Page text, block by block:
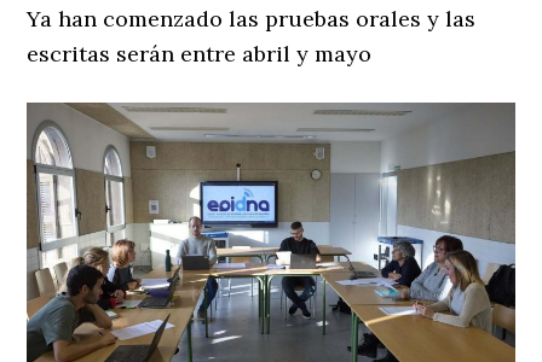
Ya han comenzado las pruebas orales y las
escritas serán entre abril y mayo